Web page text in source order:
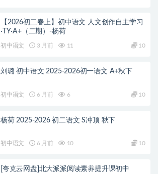
【2026初二春上】初中语文 人文创作自主学习
·TY·A+（二期）-杨荷
初中语文 3 月前 11 10
刘璐 初中语文 2025-2026初一语文 A+秋下
初中语文 6 月前 6 10
杨荷 2025-2026 初二语文 S冲顶 秋下
初中语文 6 月前 10 10
[夸克云网盘]北大派派阅读素养提升课初中